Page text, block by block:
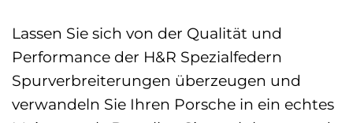
Lassen Sie sich von der Qualität und
Performance der H&R Spezialfedern
Spurverbreiterungen überzeugen und
verwandeln Sie Ihren Porsche in ein echtes